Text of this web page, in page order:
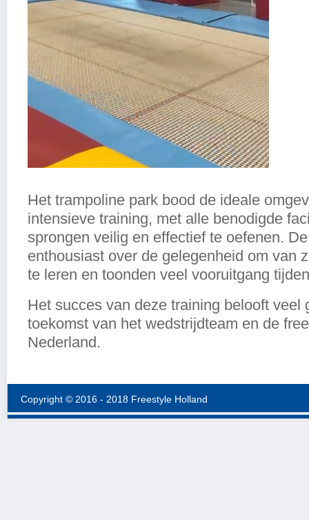
Het trampoline park bood de ideale
intensieve training, met alle benodigde
sprongen veilig en effectief te oefenen.
enthousiast over de gelegenheid om van
te leren en toonden veel vooruitgang
Het succes van deze training belooft veel
toekomst van het wedstrijdteam en de
Nederland.
Copyright © 2016 - 2018 Freestyle Holland